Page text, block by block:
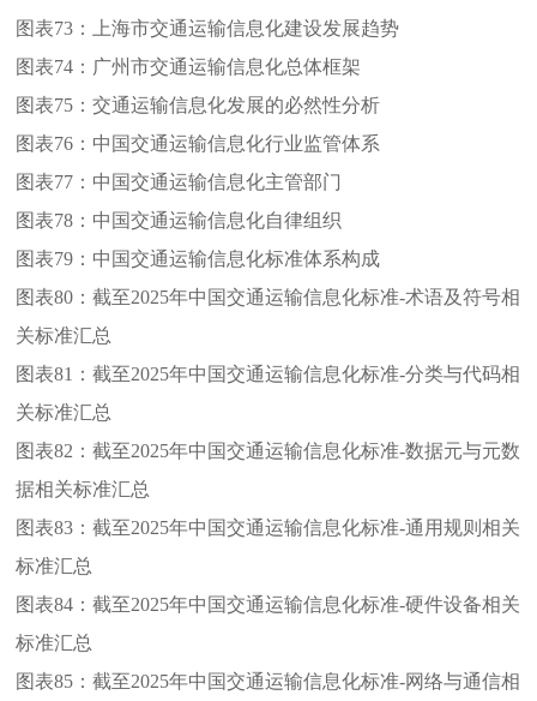
图表73：
上海市交通运输信息化建设发展趋势
图表74： 广州市交通运输信息化总体框架
图表75：交通运输信息化发展的必然性分析
图表76： 中国交通运输信息化行业监管体系
图表77： 中国交通运输信息化主管部门
图表78： 中国交通运输信息化自律组织
图表79： 中国交通运输信息化标准体系构成
图表80：截至2025年中国交通运输信息化标准-术语及符号相
关标准汇总
图表81：截至2025年中国交通运输信息化标准-分类与代码相
关标准汇总
图表82：截至2025年中国交通运输信息化标准-数据元与元数
据相关标准汇总
图表83：截至2025年中国交通运输信息化标准-通用规则相关
标准汇总
图表84：截至2025年中国交通运输信息化标准-硬件设备相关
标准汇总
图表85：截至2025年中国交通运输信息化标准-网络与通信相